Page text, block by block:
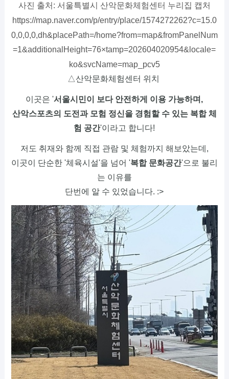
사진 출처: 서울특별시 산악문화체험센터 누리집 캡처
https://map.naver.com/p/entry/place/1574272262?c=15.0
0,0,0,0,dh&placePath=/home?from=map&fromPanelNum
=1&additionalHeight=76×tamp=202604020954&locale=
ko&svcName=map_pcv5
△산악문화체험센터 위치
이곳은 '서울시민이 보다 안전하게 이용 가능하며,
산악스포츠의 도전과 모험 정신을 경험할 수 있는 복합 체
험 공간'이라고 합니다!
저도 취재와 함께 직접 관람 및 체험까지 해보았는데,
이곳이 단순한 '체육시설'을 넘어 '복합 문화공간'으로 불리
는 이유를
단번에 알 수 있었습니다. :>